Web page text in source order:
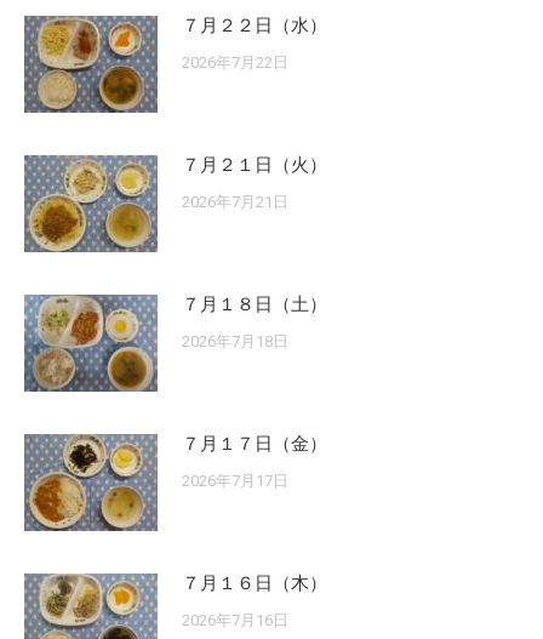
７月２２日（水）
2026年7月22日
７月２１日（火）
2026年7月21日
７月１８日（土）
2026年7月18日
７月１７日（金）
2026年7月17日
７月１６日（木）
2026年7月16日